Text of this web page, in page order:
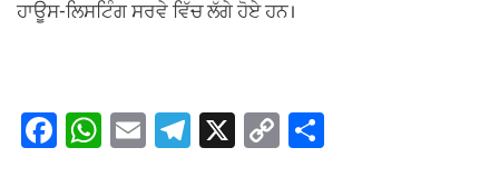
ਹਾਊਸ-ਲਿਸਟਿੰਗ ਸਰਵੇ ਵਿੱਚ ਲੱਗੇ ਹੋਏ ਹਨ।
F W E T X C